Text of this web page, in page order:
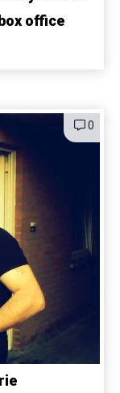
office
0